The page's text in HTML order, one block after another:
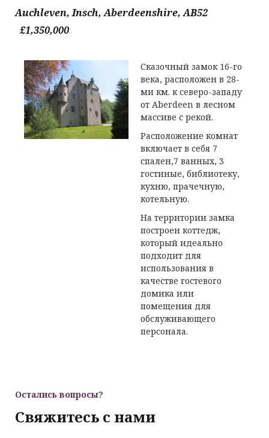
Auchleven, Insch, Aberdeenshire, AB52
£1,350,000
Сказочный замок 16-го
века, расположен в 28-
ми км. к северо-западу
от Aberdeen в лесном
массиве с рекой.
Расположение комнат
включает в себя 7
спален,7 ванных, 3
гостиные, библиотеку,
кухню, прачечную,
котельную.
На территории замка
построен коттедж,
который идеально
подходит для
использования в
качестве гостевого
домика или
помещения для
обслуживающего
персонала.
Остались вопросы?
Свяжитесь с нами